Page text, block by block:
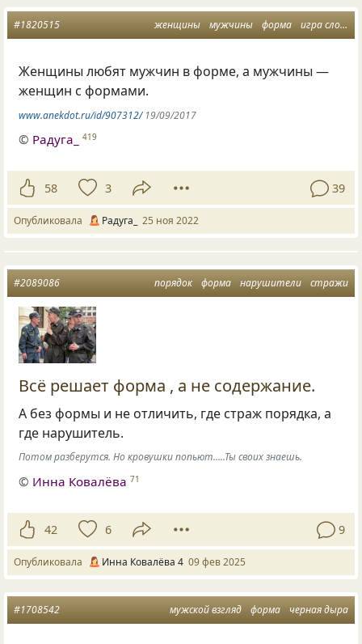
женщины мужчины форма игра слов
#1820515
Женщины любят мужчин в форме, а мужчины —
женщин с формами.
www.anekdot.ru/id/907312/19/09/2017
© Радуга_ 419
58 3 39
Опубликовала Радуга_ 25 ноя 2022
порядок форма нарушители стражи
#2089086
Всё решает форма , а не содержание.
А без формы и не отличить, где страж порядка, а
где нарушитель.
Потом разберутся. Но кровушки попьют.....Ты своих знаешь.
© Инна Ковалёва 71
42 6 9
Опубликовала Инна Ковалёва 4 09 фев 2025
мужской взгляд форма черная дыра
#1708542